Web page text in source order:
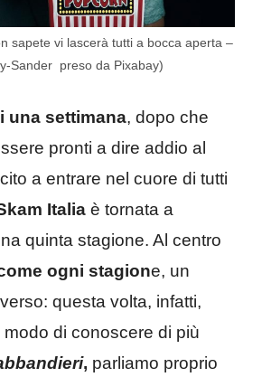
sapete vi lascerà tutti a bocca aperta –
Sander preso da Pixabay)
una settimana, dopo che
pronti a dire addio al
a entrare nel cuore di tutti
Italia è tornata a
quinta stagione. Al centro
ogni stagione, un
questa volta, infatti,
di conoscere di più
, parliamo proprio